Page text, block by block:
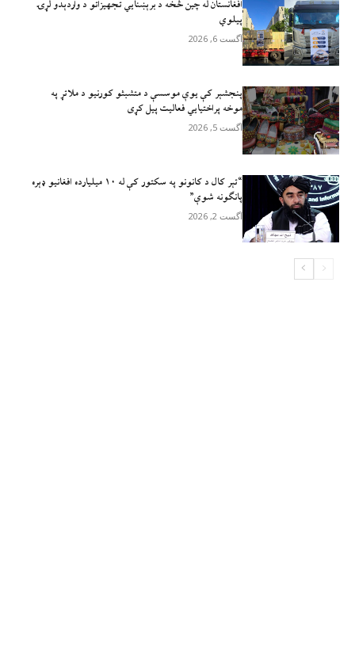
افغانستان له چين څخه د برېښنايي تجهيزاتو د واردېدو لړۍ
پيلوي
آگست 6, 2026
پنجشېر کې یوې موسسې د متشبثو کورنیو د ملاتړ په
موخه پراختیايي فعالیت پیل کړی
آگست 5, 2026
“تېر کال د کانونو په سکتور کې له ۱۰ میلیارده افغانیو ډېره
پانګونه شوې”
آگست 2, 2026